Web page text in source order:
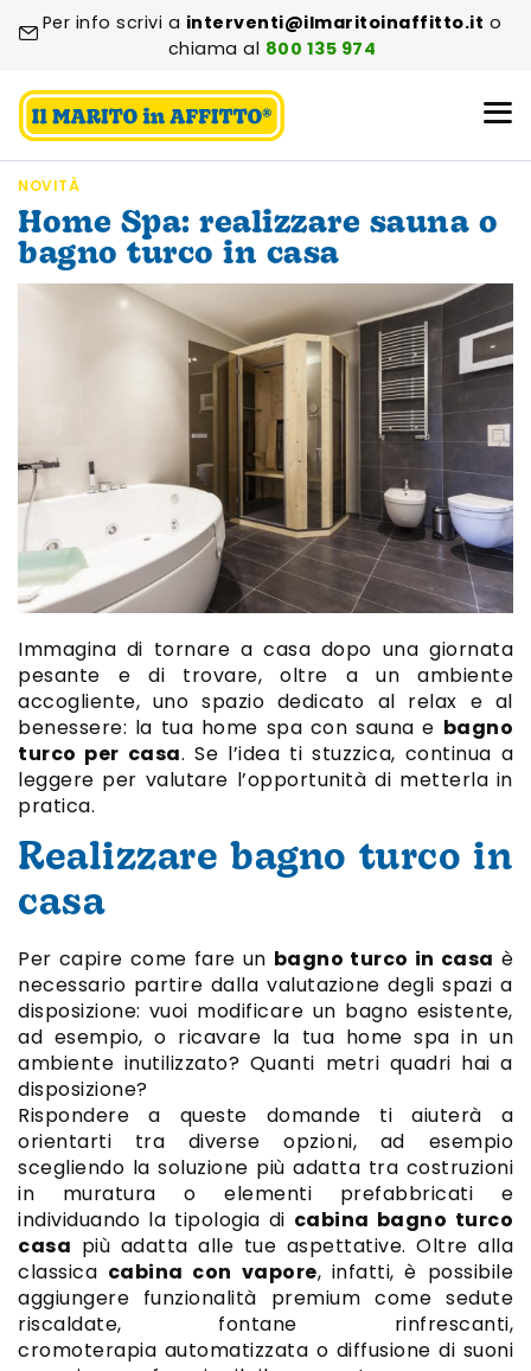
Per info scrivi a interventi@ilmaritoinaffitto.it o
chiama al 800 135 974
NOVITÀ
Home Spa: realizzare sauna o
bagno turco in casa
Immagina di tornare a casa dopo una giornata
pesante e di trovare, oltre a un ambiente
accogliente, uno spazio dedicato al relax e al
benessere: la tua home spa con sauna e bagno
turco per casa. Se l’idea ti stuzzica, continua a
leggere per valutare l’opportunità di metterla in
pratica.
Realizzare bagno turco in
casa
Per capire come fare un bagno turco in casa è
necessario partire dalla valutazione degli spazi a
disposizione: vuoi modificare un bagno esistente,
ad esempio, o ricavare la tua home spa in un
ambiente inutilizzato? Quanti metri quadri hai a
disposizione?
Rispondere a queste domande ti aiuterà a
orientarti tra diverse opzioni, ad esempio
scegliendo la soluzione più adatta tra costruzioni
in muratura o elementi prefabbricati e
individuando la tipologia di cabina bagno turco
casa più adatta alle tue aspettative. Oltre alla
classica cabina con vapore, infatti, è possibile
aggiungere funzionalità premium come sedute
riscaldate, fontane rinfrescanti,
cromoterapia automatizzata o diffusione di suoni